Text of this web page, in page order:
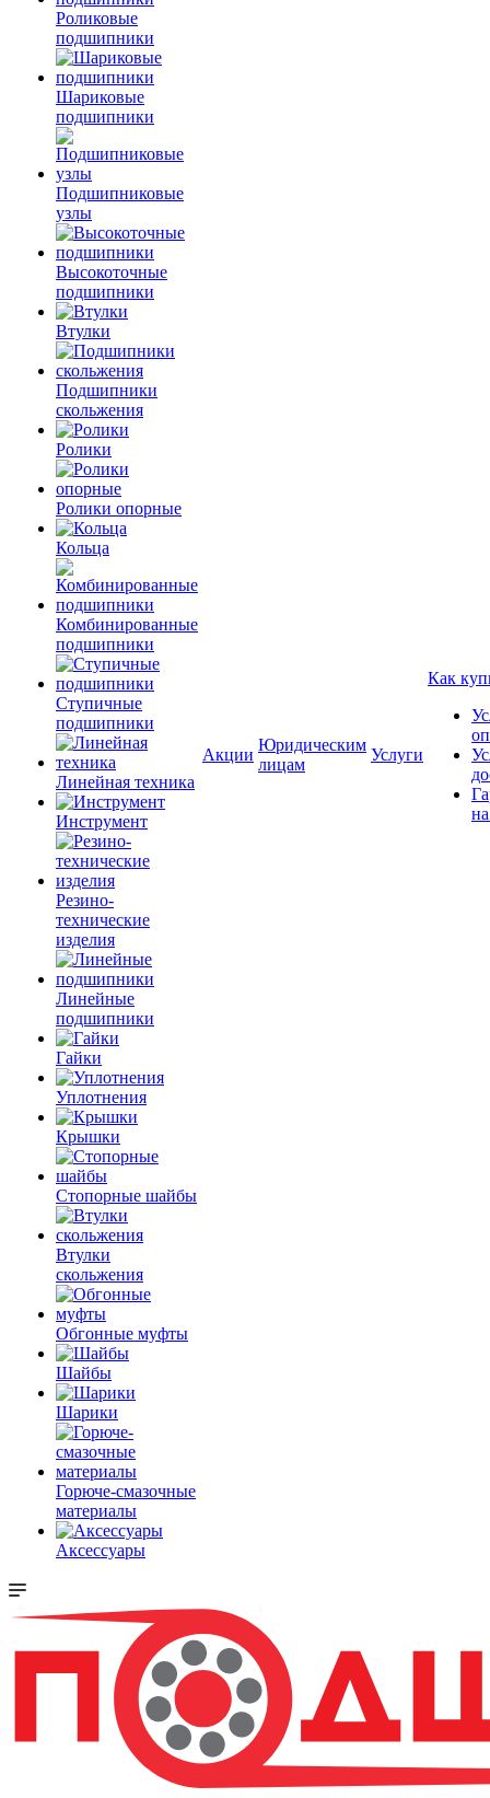
Роликовые
подшипники
Шариковые
подшипники
Подшипниковые
узлы
Высокоточные
подшипники
Втулки
Подшипники
скольжения
Ролики
Ролики опорные
Кольца
Комбинированные
подшипники
Ступичные
подшипники
Линейная техника
Инструмент
Резино-
технические
изделия
Линейные
подшипники
Гайки
Уплотнения
Крышки
Стопорные шайбы
Втулки
скольжения
Обгонные муфты
Шайбы
Шарики
Горюче-смазочные
материалы
Аксессуары
Акции
Юридическим
лицам
Услуги
Как